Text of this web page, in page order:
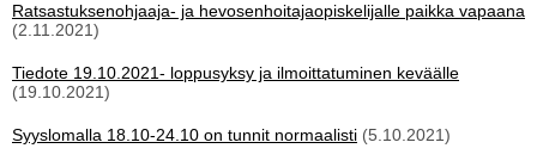
Ratsastuksenohjaaja- ja hevosenhoitajaopiskelijalle paikka vapaana
(2.11.2021)
Tiedote 19.10.2021- loppusyksy ja ilmoittatuminen keväälle
(19.10.2021)
Syyslomalla 18.10-24.10 on tunnit normaalisti (5.10.2021)